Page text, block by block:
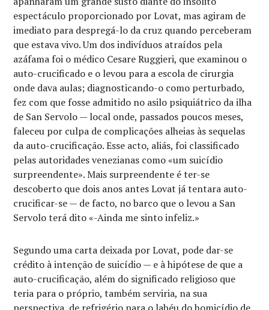
espectáculo proporcionado por Lovat, mas agiram de
imediato para despregá-lo da cruz quando perceberam
que estava vivo. Um dos indivíduos atraídos pela
azáfama foi o médico Cesare Ruggieri, que examinou o
auto-crucificado e o levou para a escola de cirurgia
onde dava aulas; diagnosticando-o como perturbado,
fez com que fosse admitido no asilo psiquiátrico da ilha
de San Servolo — local onde, passados poucos meses,
faleceu por culpa de complicações alheias às sequelas
da auto-crucificação. Esse acto, aliás, foi classificado
pelas autoridades venezianas como «um suicídio
surpreendente». Mais surpreendente é ter-se
descoberto que dois anos antes Lovat já tentara auto-
crucificar-se — de facto, no barco que o levou a San
Servolo terá dito «-Ainda me sinto infeliz.»
Segundo uma carta deixada por Lovat, pode dar-se
crédito à intenção de suicídio — e à hipótese de que a
auto-crucificação, além do significado religioso que
teria para o próprio, também serviria, na sua